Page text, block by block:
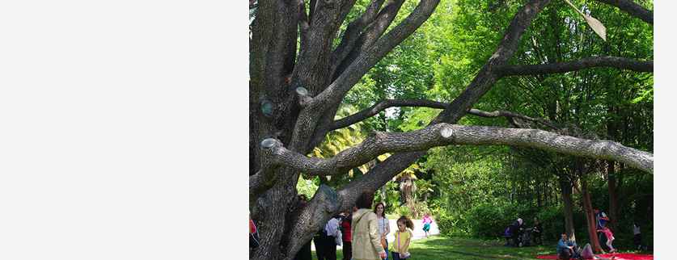
Production vidéo
1% œuvres dans l'espace public
Réseau documents d'artistes